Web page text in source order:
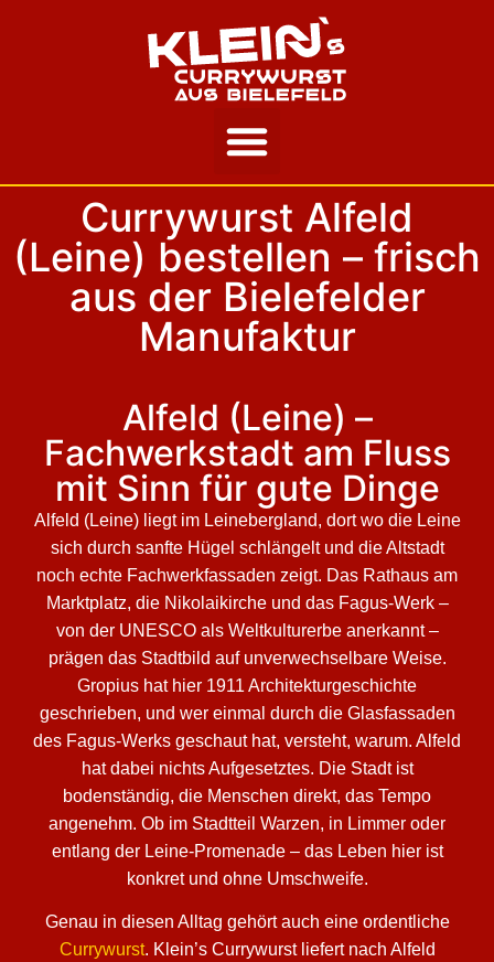
Currywurst Alfeld
(Leine) bestellen – frisch
aus der Bielefelder
Manufaktur
Alfeld (Leine) –
Fachwerkstadt am Fluss
mit Sinn für gute Dinge
Alfeld (Leine) liegt im Leinebergland, dort wo die Leine
sich durch sanfte Hügel schlängelt und die Altstadt
noch echte Fachwerkfassaden zeigt. Das Rathaus am
Marktplatz, die Nikolaikirche und das Fagus-Werk –
von der UNESCO als Weltkulturerbe anerkannt –
prägen das Stadtbild auf unverwechselbare Weise.
Gropius hat hier 1911 Architekturgeschichte
geschrieben, und wer einmal durch die Glasfassaden
des Fagus-Werks geschaut hat, versteht, warum. Alfeld
hat dabei nichts Aufgesetztes. Die Stadt ist
bodenständig, die Menschen direkt, das Tempo
angenehm. Ob im Stadtteil Warzen, in Limmer oder
entlang der Leine-Promenade – das Leben hier ist
konkret und ohne Umschweife.
Genau in diesen Alltag gehört auch eine ordentliche
Currywurst. Klein’s Currywurst liefert nach Alfeld